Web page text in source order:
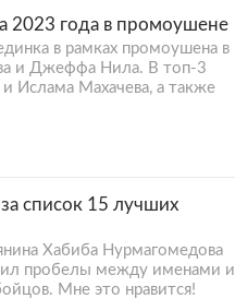
2023 года в промоушене
в рамках промоушена в
и Джеффа Нила. В топ-3
Ислама Махачева, а также
список 15 лучших
Хабиба Нурмагомедова
пробелы между именами и
Мне это нравится!